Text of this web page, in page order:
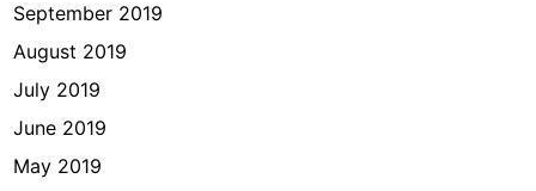
September 2019
August 2019
July 2019
June 2019
May 2019